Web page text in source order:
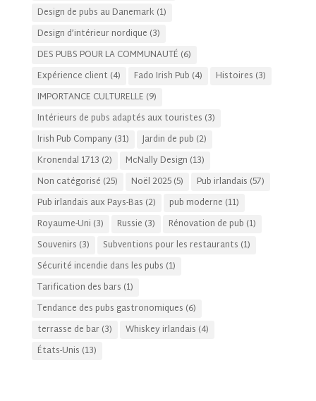
Design de pubs au Danemark (1)
Design d’intérieur nordique (3)
DES PUBS POUR LA COMMUNAUTÉ (6)
Expérience client (4) Fado Irish Pub (4) Histoires (3)
IMPORTANCE CULTURELLE (9)
Intérieurs de pubs adaptés aux touristes (3)
Irish Pub Company (31) Jardin de pub (2)
Kronendal 1713 (2) McNally Design (13)
Non catégorisé (25) Noël 2025(5) Pub irlandais (57)
Pub irlandais aux Pays-Bas (2) pub moderne (11)
Royaume-Uni (3) Russie (3) Rénovation de pub (1)
Souvenirs (3) Subventions pour les restaurants (1)
Sécurité incendie dans les pubs (1)
Tarification des bars (1)
Tendance des pubs gastronomiques (6)
terrasse de bar(3) Whiskey irlandais (4)
États-Unis (13)